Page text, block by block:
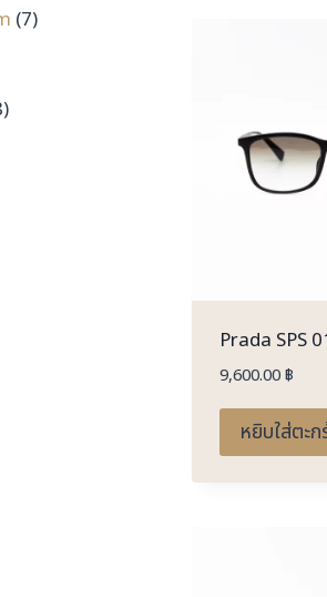
Prada SPS
9,600.00฿
หยิบใส่ตะก
77
18